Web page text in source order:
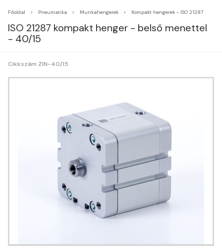
Főoldal Pneumatika Munkahengerek Kompakt hengerek - ISO 21287
ISO 21287 kompakt henger - belső menettel
- 40/15
Cikkszám ZIN-40/15